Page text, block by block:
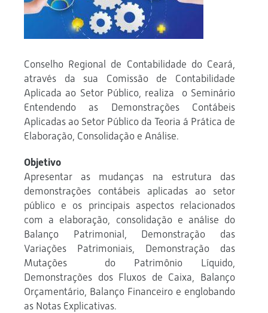
Conselho Regional de Contabilidade do Ceará,
através da sua Comissão de Contabilidade
Aplicada ao Setor Público, realiza o Seminário
Entendendo as Demonstrações Contábeis
Aplicadas ao Setor Público da Teoria á Prática de
Elaboração, Consolidação e Análise.
Objetivo
Apresentar as mudanças na estrutura das
demonstrações contábeis aplicadas ao setor
público e os principais aspectos relacionados
com a elaboração, consolidação e análise do
Balanço Patrimonial, Demonstração das
Variações Patrimoniais, Demonstração das
Mutações do Patrimônio Líquido,
Demonstrações dos Fluxos de Caixa, Balanço
Orçamentário, Balanço Financeiro e englobando
as Notas Explicativas.